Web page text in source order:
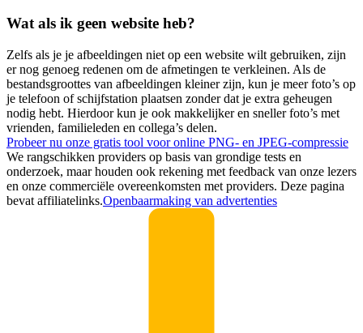
Wat als ik geen website heb?
Zelfs als je je afbeeldingen niet op een website wilt gebruiken, zijn
er nog genoeg redenen om de afmetingen te verkleinen. Als de
bestandsgroottes van afbeeldingen kleiner zijn, kun je meer foto’s op
je telefoon of schijfstation plaatsen zonder dat je extra geheugen
nodig hebt. Hierdoor kun je ook makkelijker en sneller foto’s met
vrienden, familieleden en collega’s delen.
Probeer nu onze gratis tool voor online PNG- en JPEG-compressie
We rangschikken providers op basis van grondige tests en
onderzoek, maar houden ook rekening met feedback van onze lezers
en onze commerciële overeenkomsten met providers. Deze pagina
bevat affiliatelinks.Openbaarmaking van advertenties